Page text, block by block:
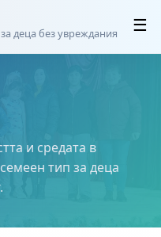
деца без увреждания ☰
и средата в
тип за деца